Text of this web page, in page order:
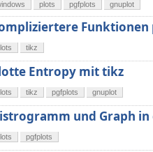
plots pgfplots gnuplot
tikz
Entropy mit tikz
tikz pgfplots gnuplot
und Graph in
pgfplots